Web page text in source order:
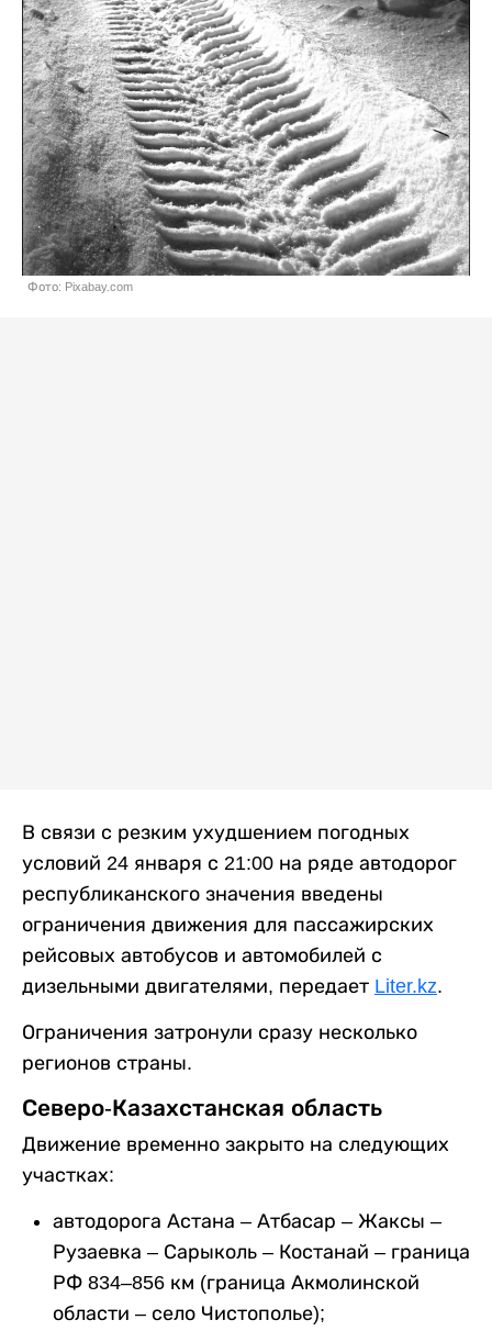
Фото: Pixabay.com
В связи с резким ухудшением погодных
условий 24 января с 21:00 на ряде автодорог
республиканского значения введены
ограничения движения для пассажирских
рейсовых автобусов и автомобилей с
дизельными двигателями, передает Liter.kz.
Ограничения затронули сразу несколько
регионов страны.
Северо-Казахстанская область
Движение временно закрыто на следующих
участках:
автодорога Астана – Атбасар – Жаксы –
Рузаевка – Сарыколь – Костанай – граница
РФ 834–856 км (граница Акмолинской
области – село Чистополье);